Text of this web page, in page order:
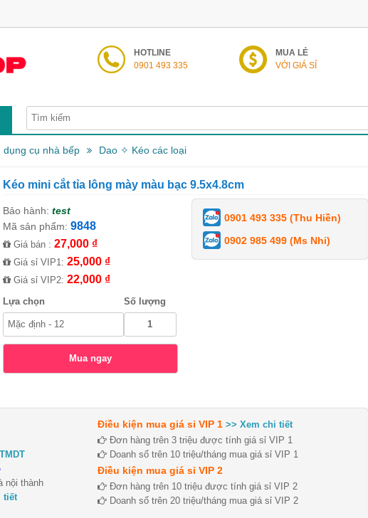
HOTLINE
0901 493 335
MUA LẺ
VỚI GIÁ SỈ
cụ nhà bếp Dao ✧ Kéo các loại
Kéo mini cắt tỉa lông mày màu bạc 9.5x4.8cm
Bảo hành: test
Mã sản phẩm: 9848
Giá bán : 27,000 ₫
Giá sỉ VIP1: 25,000 ₫
Giá sỉ VIP2: 22,000 ₫
Lựa chọn Số lượng
0901 493 335 (Thu Hiền)
0902 985 499 (Ms Nhi)
nội thành
tiết
Điều kiện mua giá sỉ VIP 1 >> Xem chi tiết
Đơn hàng trên 3 triệu được tính giá sỉ VIP 1
Doanh số trên 10 triệu/tháng mua giá sỉ VIP 1
Điều kiện mua giá sỉ VIP 2
Đơn hàng trên 10 triệu được tính giá sỉ VIP 2
Doanh số trên 20 triệu/tháng mua giá sỉ VIP 2